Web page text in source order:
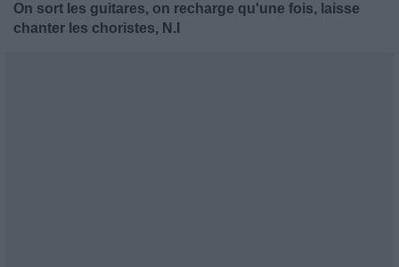
On sort les guitares, on recharge qu'une fois, laisse
chanter les choristes, N.I